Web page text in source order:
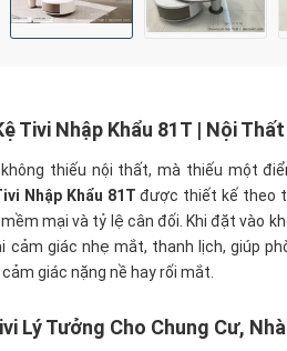
Tivi Nhập Khẩu 81T | Nội
không thiếu nội thất, mà thiếu một
Nhập Khẩu 81T được thiết kế theo
mại và tỷ lệ cân đối. Khi đặt vào
cảm giác nhẹ mắt, thanh lịch, giúp
giác nặng nề hay rối mắt.
Lý Tưởng Cho Chung Cư,